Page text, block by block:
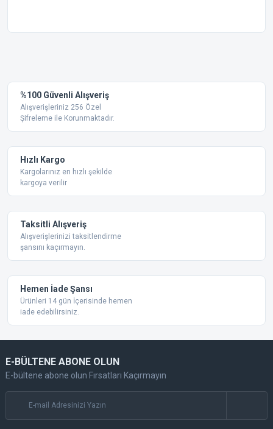
Ürün resmi kalitesiz, bozuk veya görüntülenemiyor.
Ürün açıklamasında eksik bilgiler bulunuyor.
Bu ürüne benzer farklı alternatifler olmalı.
%100 Güvenli Alışveriş
Alışverişleriniz 256 Özel
Şifreleme ile Korunmaktadır.
Hızlı Kargo
Kargolarınız en hızlı şekilde
kargoya verilir
Taksitli Alışveriş
Alışverişlerinizi taksitlendirme
şansını kaçırmayın.
Hemen İade Şansı
Ürünleri 14 gün İçerisinde hemen
iade edebilirsiniz.
E-BÜLTENE ABONE OLUN
E-bültene abone olun Fırsatları Kaçırmayın